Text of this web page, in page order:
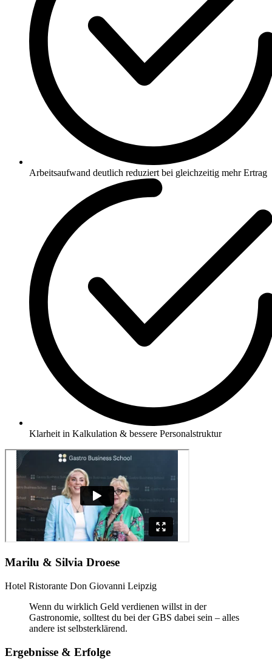
Arbeitsaufwand deutlich reduziert bei gleichzeitig mehr Ertrag
Klarheit in Kalkulation & bessere Personalstruktur
Marilu & Silvia Droese
Hotel Ristorante Don Giovanni Leipzig
Wenn du wirklich Geld verdienen willst in der
Gastronomie, solltest du bei der GBS dabei sein – alles
andere ist selbsterklärend.
Ergebnisse & Erfolge